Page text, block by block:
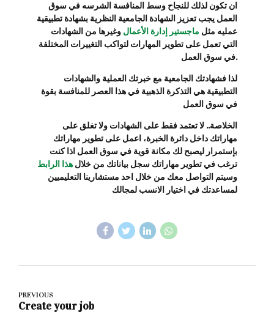
ان تكون لذلك للنجاح وسط المنافسة الشرسه في سوق
العمل يجب تعزيز الشهادة الجامعية النظرية بشهادة تطبيقية
عمليه مثل ماجستير إدارة الأعمال وغيرها من الشهادات
التي تعمل على تطوير المهارات لتواكب التغييرات المختلفة
في سوق العمل.
لذا فشهادتك الجامعية مع خبرتك العملية والشهادات
التطبيقية هي التذكرة الذهبية في هذا العصر للمنافسة بقوة
في سوق العمل
الخلاصة.. لا تعتمد فقط على الشهادات ولا تغلق على
مهاراتك داخل دائرة الخبرة، اعمل على تطوير مهاراتك
بإستمرار ليصبح لك مكانة قوية في سوق العمل اذا كنت
ترغب في تطوير مهاراتك سجل بياناتك من خلال هذا الرابط
وسيتم التواصل معك من خلال احد مستشارينا التعليميين
لمساعدتك في اختيار الانسب لمجالك
PREVIOUS
Create your job